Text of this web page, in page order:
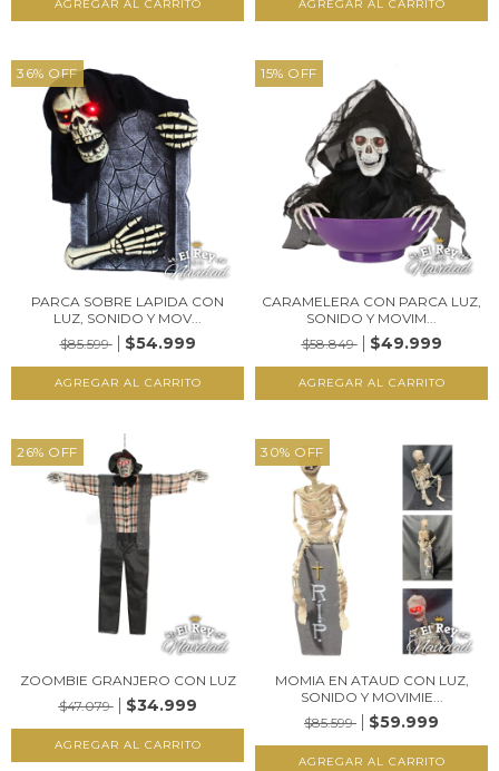
36% OFF
PARCA SOBRE LAPIDA CON
LUZ, SONIDO Y MOV...
$85.599
$54.999
15% OFF
CARAMELERA CON PARCA LUZ,
SONIDO Y MOVIM...
$58.849
$49.999
26% OFF
ZOOMBIE GRANJERO CON LUZ
$47.079
$34.999
30% OFF
MOMIA EN ATAUD CON LUZ,
SONIDO Y MOVIMIE...
$85.599
$59.999